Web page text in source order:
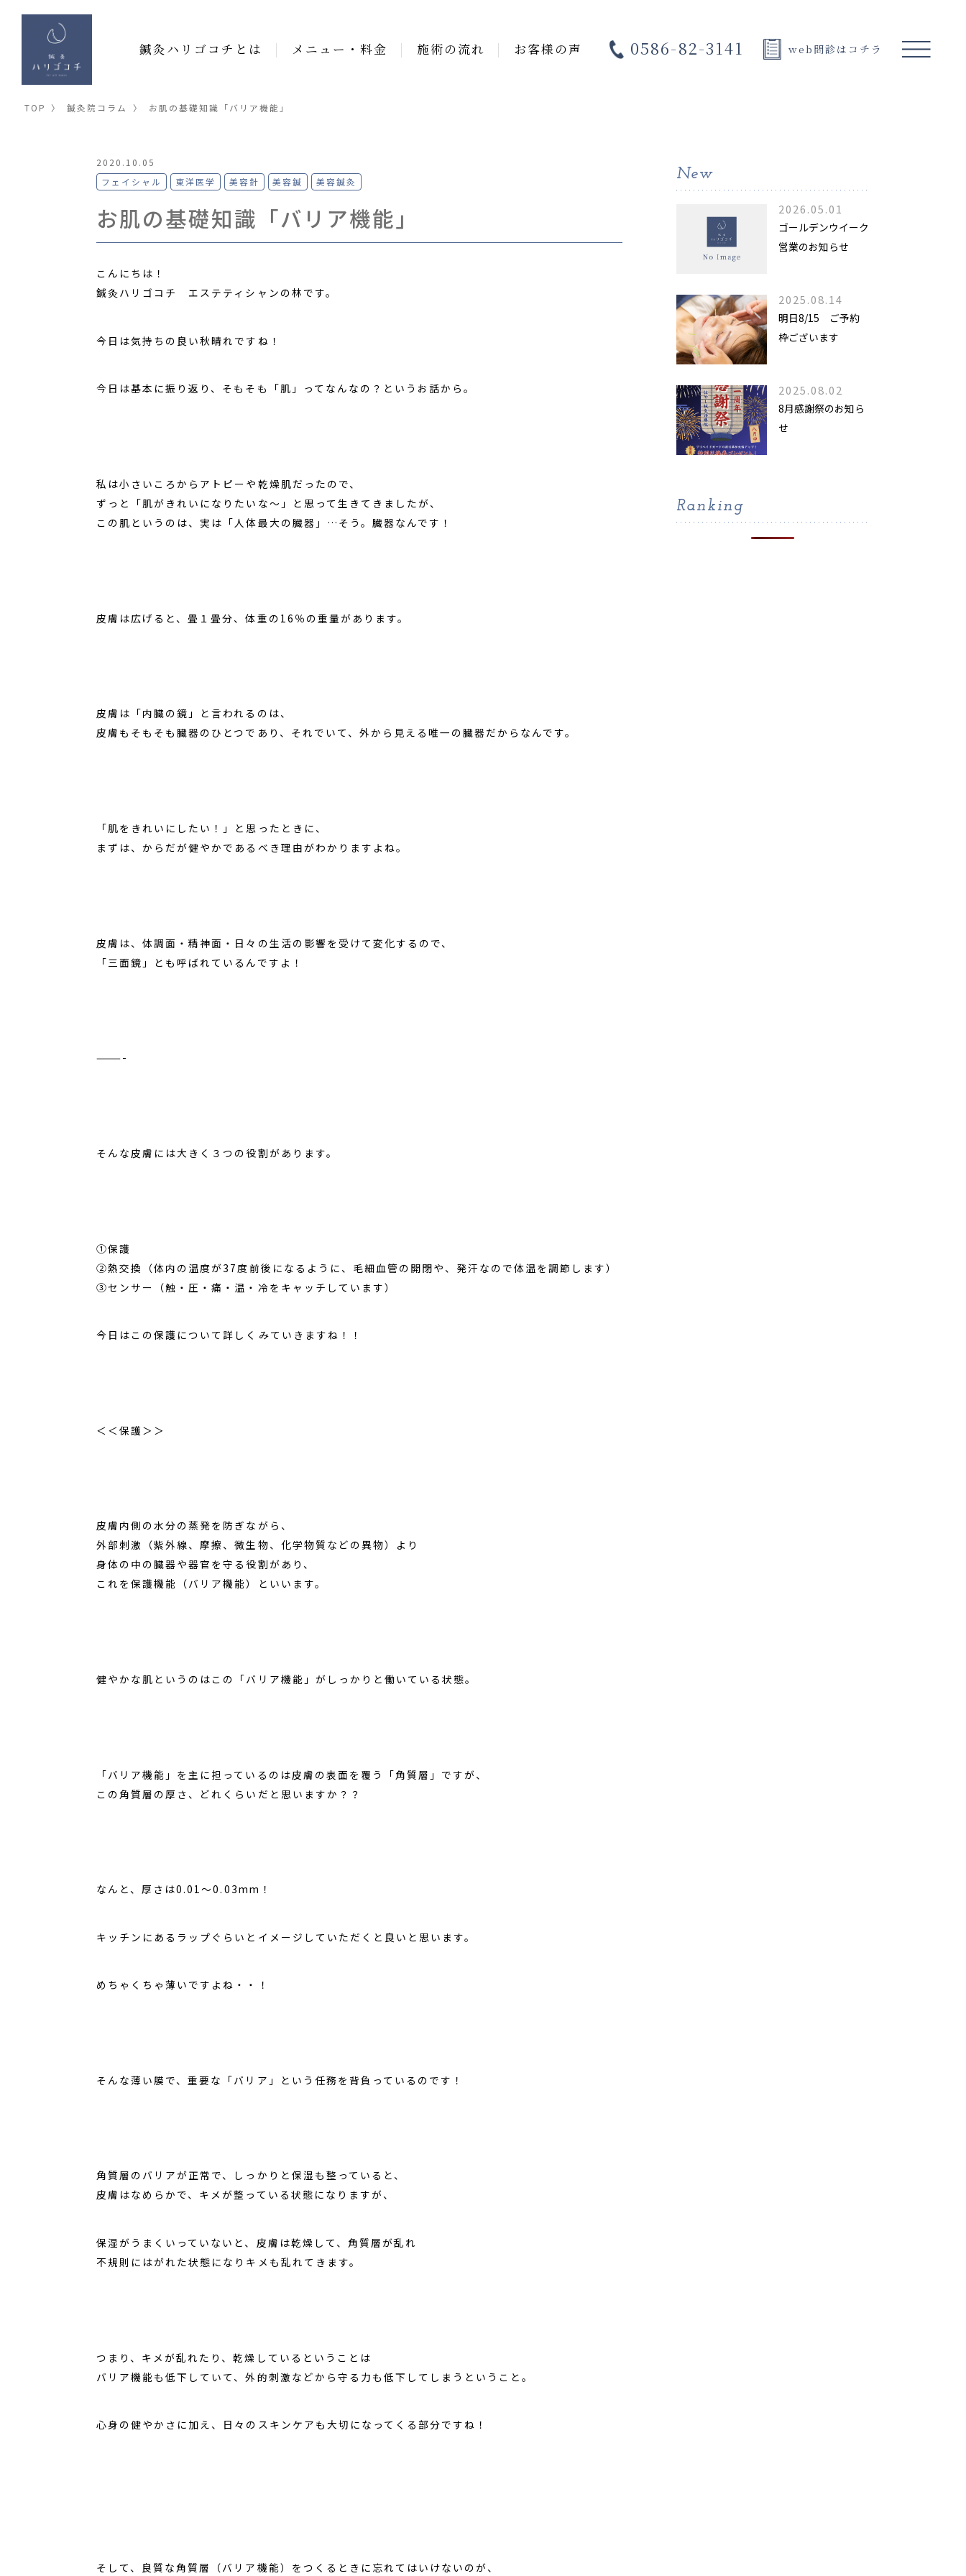
鍼灸ハリゴコチとは メニュー・料金 施術の流れ お客様の声 0586-82-3141 web問診はコチラ
TOP 〉 鍼灸院コラム 〉 お肌の基礎知識「バリア機能」
2020.10.05
フェイシャル
東洋医学 美容針 美容鍼 美容鍼灸
お肌の基礎知識「バリア機能」
こんにちは！
鍼灸ハリゴコチ エステティシャンの林です。
今日は気持ちの良い秋晴れですね！
今日は基本に振り返り、そもそも「肌」ってなんなの？というお話から。
私は小さいころからアトピーや乾燥肌だったので、
ずっと「肌がきれいになりたいな～」と思って生きてきましたが、
この肌というのは、実は「人体最大の臓器」…そう。臓器なんです！
皮膚は広げると、畳１畳分、体重の16％の重量があります。
皮膚は「内臓の鏡」と言われるのは、
皮膚もそもそも臓器のひとつであり、それでいて、外から見える唯一の臓器だからなんです。
「肌をきれいにしたい！」と思ったときに、
まずは、からだが健やかであるべき理由がわかりますよね。
皮膚は、体調面・精神面・日々の生活の影響を受けて変化するので、
「三面鏡」とも呼ばれているんですよ！
———-
そんな皮膚には大きく３つの役割があります。
①保護
②熱交換（体内の温度が37度前後になるように、毛細血管の開閉や、発汗なので体温を調節します）
③センサー（触・圧・痛・温・冷をキャッチしています）
今日はこの保護について詳しくみていきますね！！
＜＜保護＞＞
皮膚内側の水分の蒸発を防ぎながら、
外部刺激（紫外線、摩擦、微生物、化学物質などの異物）より
身体の中の臓器や器官を守る役割があり、
これを保護機能（バリア機能）といいます。
健やかな肌というのはこの「バリア機能」がしっかりと働いている状態。
「バリア機能」を主に担っているのは皮膚の表面を覆う「角質層」ですが、
この角質層の厚さ、どれくらいだと思いますか？？
なんと、厚さは0.01～0.03mm！
キッチンにあるラップぐらいとイメージしていただくと良いと思います。
めちゃくちゃ薄いですよね・・！
そんな薄い膜で、重要な「バリア」という任務を背負っているのです！
角質層のバリアが正常で、しっかりと保湿も整っていると、
皮膚はなめらかで、キメが整っている状態になりますが、
保湿がうまくいっていないと、皮膚は乾燥して、角質層が乱れ
不規則にはがれた状態になりキメも乱れてきます。
つまり、キメが乱れたり、乾燥しているということは
バリア機能も低下していて、外的刺激などから守る力も低下してしまうということ。
心身の健やかさに加え、日々のスキンケアも大切になってくる部分ですね！
そして、良質な角質層（バリア機能）をつくるときに忘れてはいけないのが、
New
2026.05.01
ゴールデンウイーク
営業のお知らせ
2025.08.14
明日8/15 ご予約
枠ございます
2025.08.02
8月感謝祭のお知ら
せ
Ranking